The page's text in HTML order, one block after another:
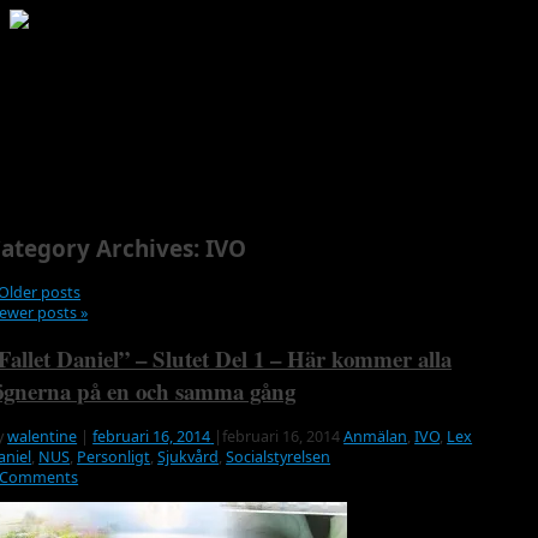
Archives:IVO
posts
posts»
Daniel” – Slutet Del 1 – Här kommer alla
på en och samma gång
walentine | februari 16, 2014 |februari 16, 2014Anmälan,IVO, Lex
, NUS, Personligt,Sjukvård,Socialstyrelsen